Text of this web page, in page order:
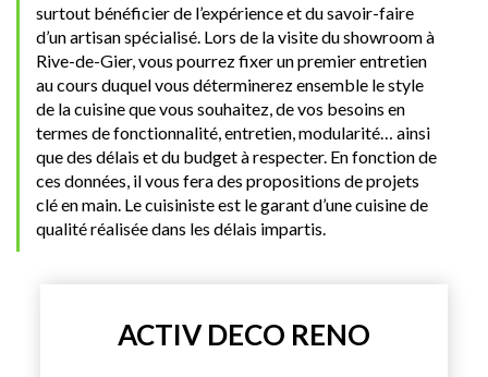
surtout bénéficier de l’expérience et du savoir-faire
d’un artisan spécialisé. Lors de la visite du showroom à
Rive-de-Gier, vous pourrez fixer un premier entretien
au cours duquel vous déterminerez ensemble le style
de la cuisine que vous souhaitez, de vos besoins en
termes de fonctionnalité, entretien, modularité… ainsi
que des délais et du budget à respecter. En fonction de
ces données, il vous fera des propositions de projets
clé en main. Le cuisiniste est le garant d’une cuisine de
qualité réalisée dans les délais impartis.
ACTIV DECO RENO